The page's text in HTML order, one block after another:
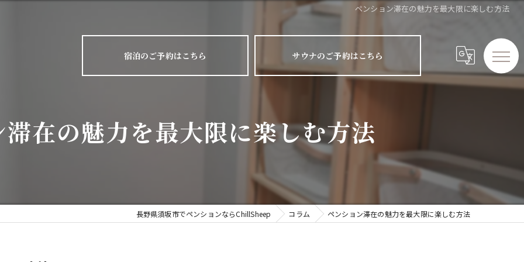
ペンション滞在の魅力を最大限に楽しむ方法
宿泊のご予約はこちら サウナのご予約はこちら
在の魅力を最大限に楽しむ方法
長野県須坂市でペンションならChillSheep コラム ペンション滞在の魅力を最大限に楽しむ方法